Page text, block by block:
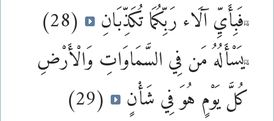
فَبِأَيِّ آلَاء رَبِّكُمَا تُكَذِّبَانِ
(28)
يَسْأَلُهُ مَن فِي السَّمَاوَاتِ وَالْأَرْضِ
كُلَّ يَوْمٍ هُوَ فِي شَأْنٍ
(29)